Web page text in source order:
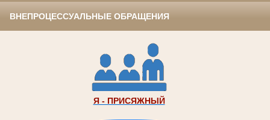
ВНЕПРОЦЕССУАЛЬНЫЕ ОБРАЩЕНИЯ
Я - ПРИСЯЖНЫЙ